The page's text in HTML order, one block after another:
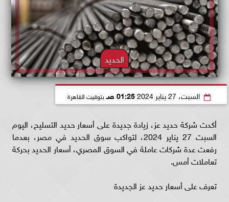
الحديد
السبت، 27 يناير 2024 01:25 صـ بتوقيت القاهرة
أكدت شركة حديد عز، زيادة جديدة على أسعار حديد التسليح، اليوم
السبت 27 يناير 2024، لتواكب سوق الحديد في مصر، بعدما
رفعت عدة شركات عاملة في السوق المصري، أسعار الحديد بحركة
تعاملات أمس.
تعرف على أسعار حديد عز الجديدة